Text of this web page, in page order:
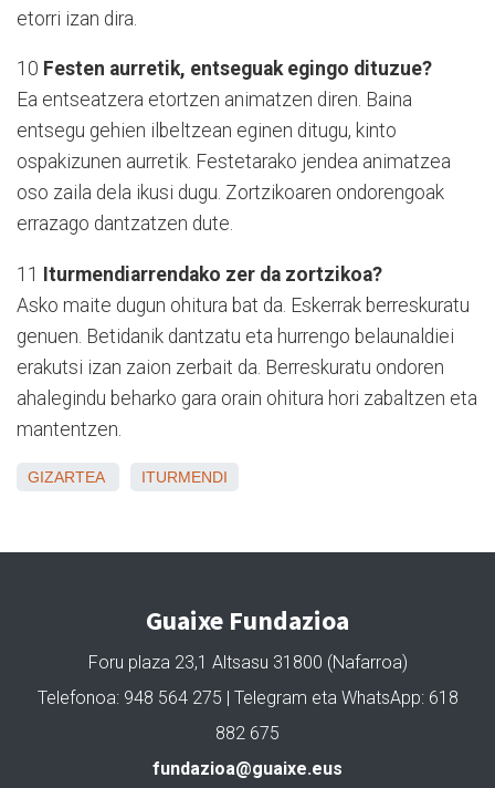
etorri izan dira.
10 Festen aurretik, entseguak egingo dituzue?
Ea entseatzera etortzen animatzen diren. Baina
entsegu gehien ilbeltzean eginen ditugu, kinto
ospakizunen aurretik. Festetarako jendea animatzea
oso zaila dela ikusi dugu. Zortzikoaren ondorengoak
errazago dantzatzen dute.
11 Iturmendiarrendako zer da zortzikoa?
Asko maite dugun ohitura bat da. Eskerrak berreskuratu
genuen. Betidanik dantzatu eta hurrengo belaunaldiei
erakutsi izan zaion zerbait da. Berreskuratu ondoren
ahalegindu beharko gara orain ohitura hori zabaltzen eta
mantentzen.
GIZARTEA ITURMENDI
Guaixe Fundazioa
Foru plaza 23,1 Altsasu 31800 (Nafarroa)
Telefonoa: 948 564 275 | Telegram eta WhatsApp: 618
882 675
fundazioa@guaixe.eus